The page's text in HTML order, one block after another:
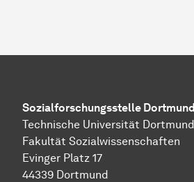
Sozial­forschungs­stelle Dortmund
Technische Universität Dortmund
Fakultät Sozialwissenschaften
Evinger Platz 17
44339 Dortmund